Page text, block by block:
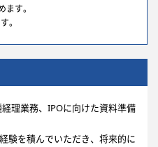
ます。
。
理業務、IPOに向けた資料準備
験を積んでいただき、将来的に